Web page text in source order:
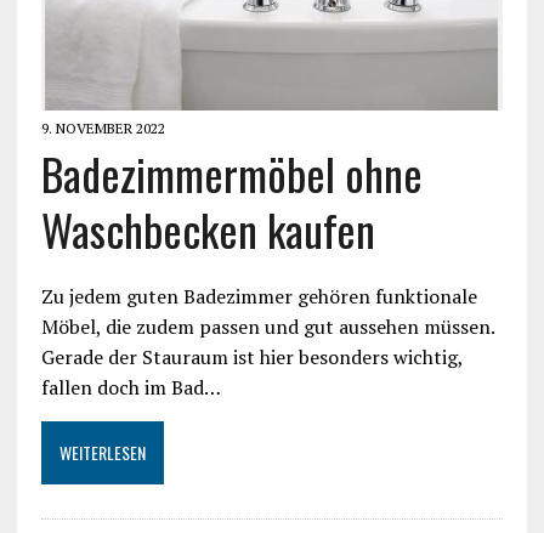
9. NOVEMBER 2022
Badezimmermöbel ohne
Waschbecken kaufen
Zu jedem guten Badezimmer gehören funktionale
Möbel, die zudem passen und gut aussehen müssen.
Gerade der Stauraum ist hier besonders wichtig,
fallen doch im Bad…
WEITERLESEN